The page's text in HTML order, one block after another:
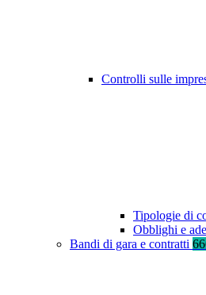
Controlli sulle
Tipologie di
Obblighi e
Bandi di gara e contratti